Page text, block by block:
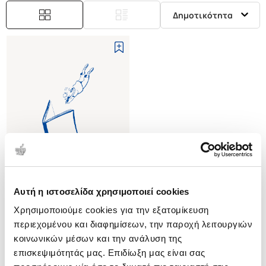
Αυτή η ιστοσελίδα χρησιμοποιεί cookies
Χρησιμοποιούμε cookies για την εξατομίκευση
περιεχομένου και διαφημίσεων, την παροχή λειτουργιών
κοινωνικών μέσων και την ανάλυση της
επισκεψιμότητάς μας. Επιδίωξη μας είναι σας
Δημοτικότητα
(0)
(P/B) TIME TO EAT THE DOG?
THE REAL GUIDE TO
SUSTAINABLE LIVING
VALE BRENDA
Κωδ. Πολιτείας:4634-1421